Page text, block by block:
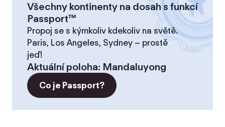
Všechny kontinenty na dosah s funkcí
Passport™
Propoj se s kýmkoliv kdekoliv na světě.
Paris, Los Angeles, Sydney – prostě
jeď!
Aktuální poloha: Mandaluyong
Co je Passport?